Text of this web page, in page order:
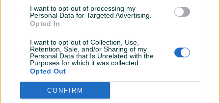
I want to opt-out of processing my
Personal Data for Targeted Advertising.
Opted In
I want to opt-out of Collection, Use,
Retention, Sale, and/or Sharing of my
Personal Data that Is Unrelated with the
Purposes for which it was collected.
Opted Out
CONFIRM
Na upit
prije 22 dana
Na upit